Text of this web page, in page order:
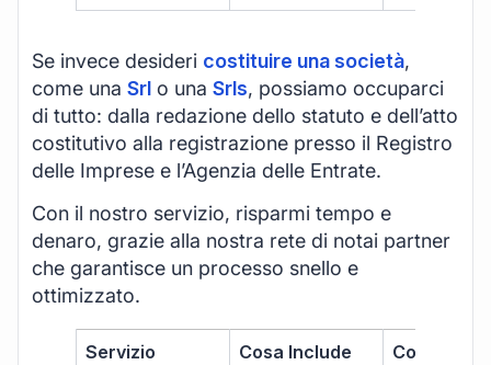
Se invece desideri costituire una società,
come una Srl o una Srls, possiamo occuparci
di tutto: dalla redazione dello statuto e dell’atto
costitutivo alla registrazione presso il Registro
delle Imprese e l’Agenzia delle Entrate.
Con il nostro servizio, risparmi tempo e
denaro, grazie alla nostra rete di notai partner
che garantisce un processo snello e
ottimizzato.
Servizio Cosa Include Costo